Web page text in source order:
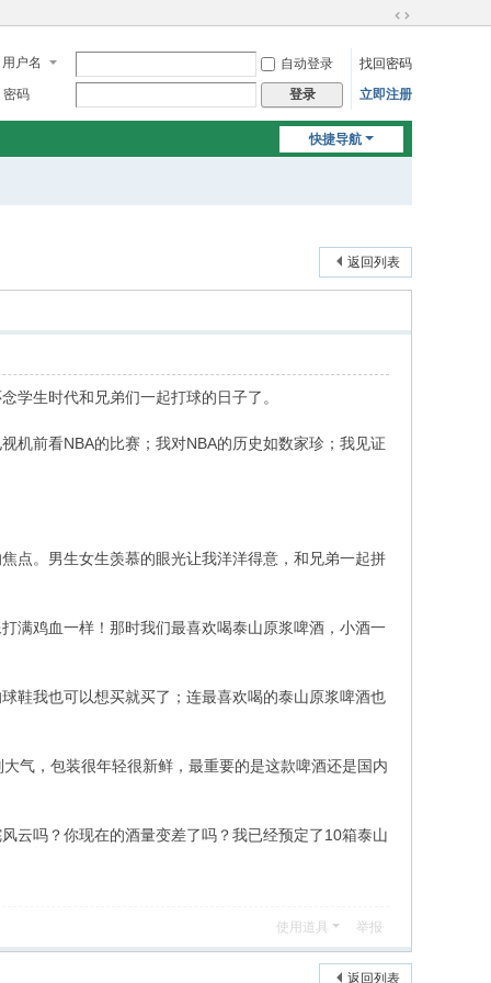
换
到
宽
用户名 自动登录
找回密码
密码
登录 立即注册
快捷导航
返回列表
生时代和兄弟们一起打球的日子了。
前看NBA的比赛；我对NBA的历史如数家珍；我见证
。男生女生羡慕的眼光让我洋洋得意，和兄弟一起拼
鸡血一样！那时我们最喜欢喝泰山原浆啤酒，小酒一
我也可以想买就买了；连最喜欢喝的泰山原浆啤酒也
，包装很年轻很新鲜，最重要的是这款啤酒还是国内
吗？你现在的酒量变差了吗？我已经预定了10箱泰山
使用道具 举报
返回列表